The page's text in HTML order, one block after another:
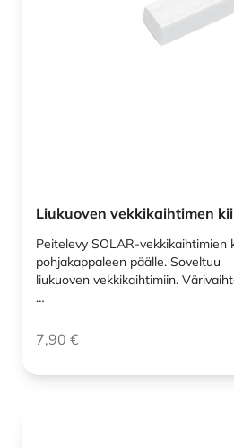
Liukuoven vekkikaihtimen
Peitelevy SOLAR-vekkikaihtimien
pohjakappaleen päälle. Soveltuu
liukuoven vekkikaihtimiin.
…
7,90 €